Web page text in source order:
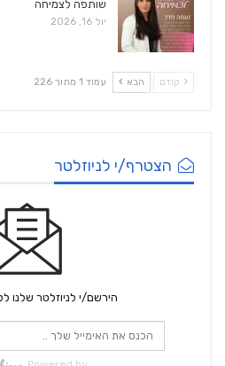
שותפה לצמיחה
יול 16, 2026
קודם הבא עמוד 1 מתוך 226
הצטרף/י לניוזלטר
הירשם/י לניוזלטר שלנו